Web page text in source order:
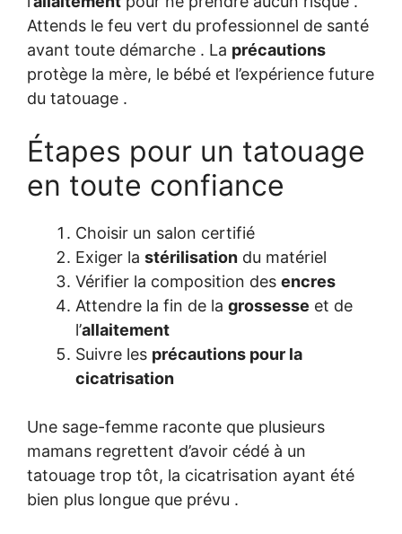
Attends le feu vert du professionnel de santé
avant toute démarche . La précautions
protège la mère, le bébé et l’expérience future
du tatouage .
Étapes pour un tatouage
en toute confiance
Choisir un salon certifié
Exiger la stérilisation du matériel
Vérifier la composition des encres
Attendre la fin de la grossesse et de
l’allaitement
Suivre les précautions pour la
cicatrisation
Une sage-femme raconte que plusieurs
mamans regrettent d’avoir cédé à un
tatouage trop tôt, la cicatrisation ayant été
bien plus longue que prévu .